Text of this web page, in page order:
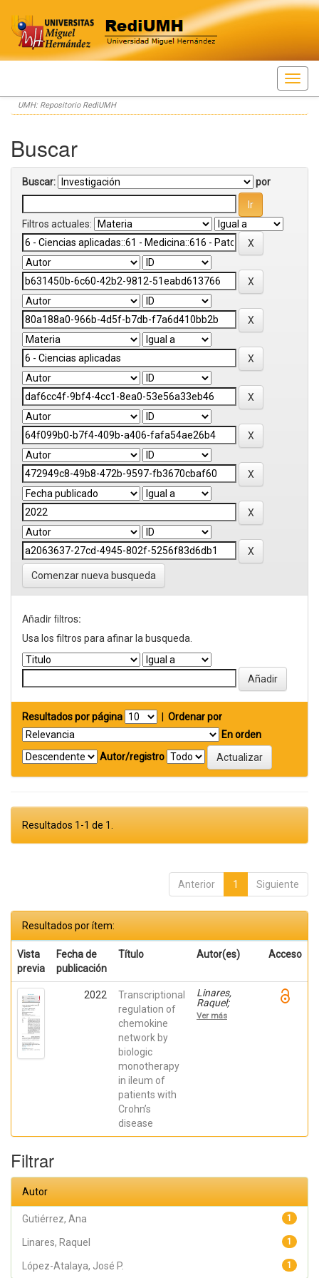
Skip
navigation
UMH: Repositorio RediUMH
Buscar
Buscar: por
Filtros actuales:
Comenzar nueva busqueda
Añadir filtros:
Usa los filtros para afinar la busqueda.
Resultados por página
Ordenar por
En orden
Autor/registro
Resultados 1-1 de 1.
Anterior 1 Siguiente
Resultados por ítem:
Vista
previa
Fecha de
publicación
Título Autor(es) Acceso
2022
Transcriptional
regulation of
chemokine
network by
biologic
monotherapy
in ileum of
patients with
Crohn’s
disease
Linares,
Raquel;
Gutiérrez,
Ana;
Ver más
Filtrar
Autor
1
Gutiérrez, Ana
1
Linares, Raquel
1
López-Atalaya, José P.